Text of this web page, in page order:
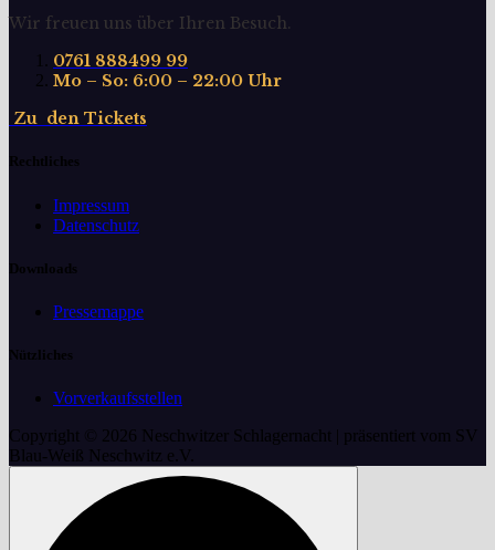
Wir freuen uns über Ihren Besuch.
0761 888499 99
Mo – So: 6:00 – 22:00 Uhr
Zu den Tickets
Rechtliches
Impressum
Datenschutz
Downloads
Pressemappe
Nützliches
Vorverkaufsstellen
Copyright © 2026 Neschwitzer Schlagernacht | präsentiert vom SV
Blau-Weiß Neschwitz e.V.